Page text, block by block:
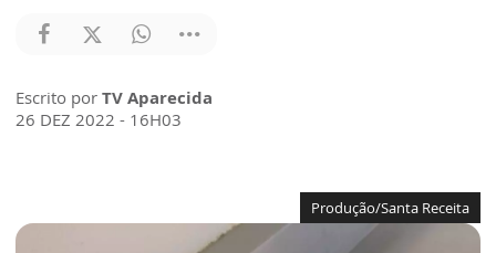
Escrito por TV Aparecida
26 DEZ 2022 - 16H03
Produção/Santa Receita